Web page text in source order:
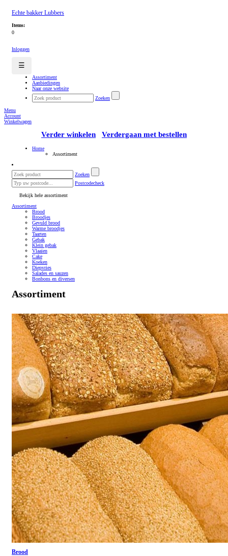
Echte bakker Lubbers
Items:
0
Inloggen
☰
Assortiment
Aanbiedingen
Naar onze website
Zoeken
Menu
Account
Winkelwagen
Verder winkelen Verdergaan met bestellen
Home
Assortiment
Zoeken
Postcodecheck
Bekijk hele assortiment
Assortiment
Brood
Broodjes
Gevuld brood
Warme broodjes
Taarten
Gebak
Klein gebak
Vlaaien
Cake
Koeken
Diepvries
Salades en sauzen
Bonbons en diversen
Assortiment
Brood